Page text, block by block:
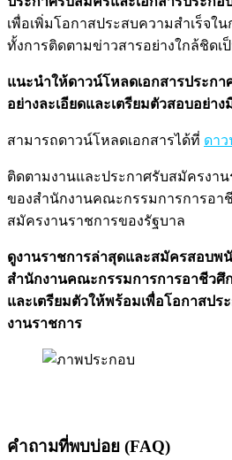
เพื่อเพิ่มโอกาสประสบความสำเร็จใ
ทั้งการติดตามข่าวสารอย่างใกล้ชิดเ
แนะนำให้ดาวน์โหลดเอกสารประก
อย่างละเอียดและเตรียมตัวสอบอย่าง
สามารถดาวน์โหลดเอกสารได้ที่ ดา
ติดตามงานและประกาศรับสมัครงา
ของสำนักงานคณะกรรมการการอา
สมัครงานราชการของรัฐบาล
ดูงานราชการล่าสุดและสมัครสอบพ
สำนักงานคณะกรรมการการอาชีวศึ
และเตรียมตัวให้พร้อมเพื่อโอกาสป
งานราชการ
คำถามที่พบบ่อย (FAQ)